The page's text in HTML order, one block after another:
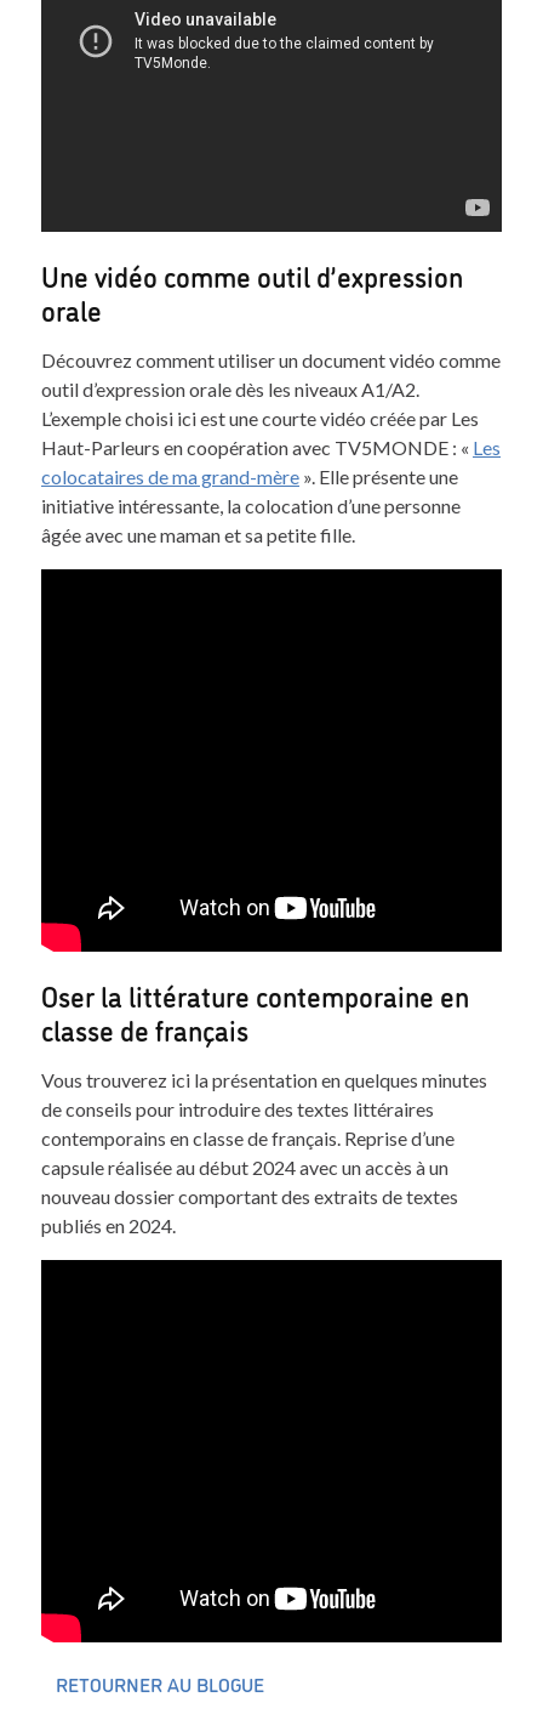
Une vidéo comme outil d’expression
orale
Découvrez comment utiliser un document vidéo comme
outil d’expression orale dès les niveaux A1/A2.
L’exemple choisi ici est une courte vidéo créée par Les
Haut-Parleurs en coopération avec TV5MONDE : « Les
colocataires de ma grand-mère ». Elle présente une
initiative intéressante, la colocation d’une personne
âgée avec une maman et sa petite fille.
Oser la littérature contemporaine en
classe de français
Vous trouverez ici la présentation en quelques minutes
de conseils pour introduire des textes littéraires
contemporains en classe de français. Reprise d’une
capsule réalisée au début 2024 avec un accès à un
nouveau dossier comportant des extraits de textes
publiés en 2024.
RETOURNER AU BLOGUE